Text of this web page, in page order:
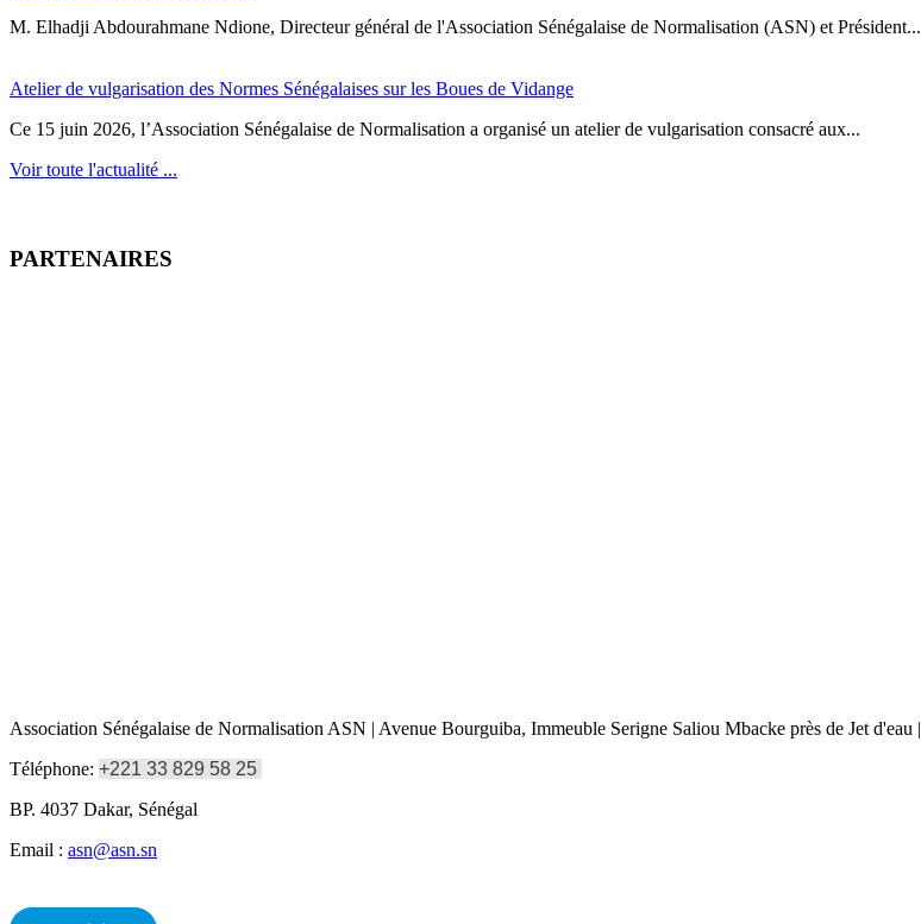
M. Elhadji Abdourahmane Ndione, Directeur général de l'Association Sénégalaise de Normalisation (ASN) et Président...
Atelier de vulgarisation des Normes Sénégalaises sur les Boues de Vidange
Ce 15 juin 2026, l’Association Sénégalaise de Normalisation a organisé un atelier de vulgarisation consacré aux...
Voir toute l'actualité ...
PARTENAIRES
Association Sénégalaise de Normalisation ASN | Avenue Bourguiba, Immeuble Serigne Saliou Mbacke près de Jet d'eau |
Téléphone: +221 33 829 58 25
BP. 4037 Dakar, Sénégal
Email : asn@asn.sn